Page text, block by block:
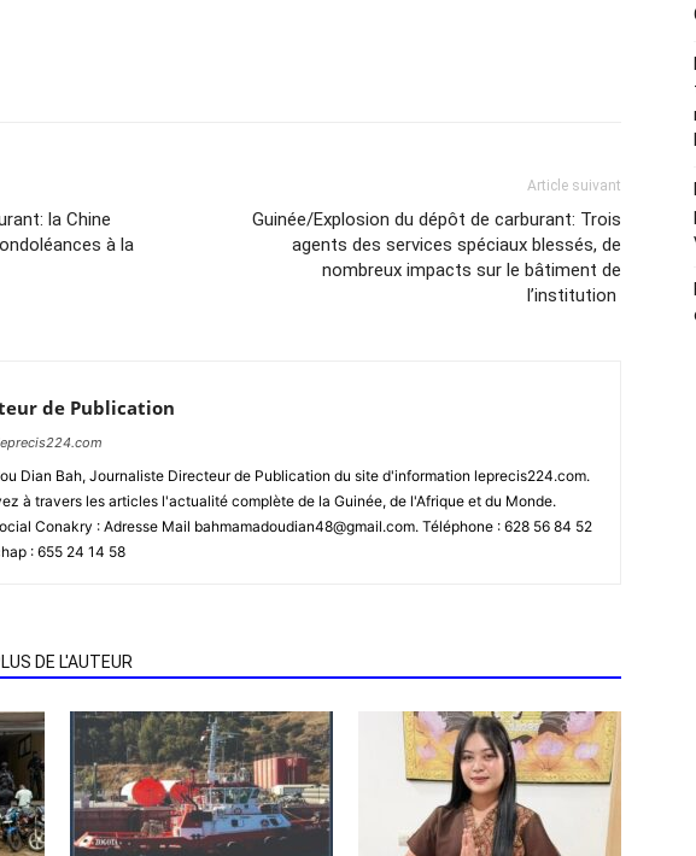
la Chine
à la
Article suivant
Guinée/Explosion du dépôt de carburant: Trois
agents des services spéciaux blessés, de
nombreux impacts sur le bâtiment de
l’institution
de Publication
Dian Bah, Journaliste Directeur de Publication du site d'information leprecis224.com.
à travers les articles l'actualité complète de la Guinée, de l'Afrique et du Monde.
Conakry : Adresse Mail bahmamadoudian48@gmail.com. Téléphone : 628 56 84 52
: 655 24 14 58
DE L'AUTEUR